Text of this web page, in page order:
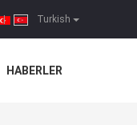
Turkish
|
HABERLER